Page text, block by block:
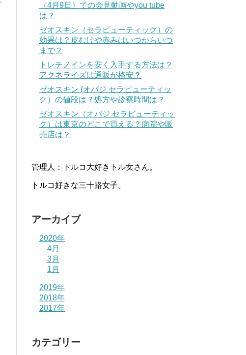
（4月9日）での会見動画やyou tube
は？
ゼオスキン（セラピューティック）の
効果は？皮むけや赤みはいつからいつ
まで？
トレチノインを安く入手する方法は？
アクネライズは通販が格安？
ゼオスキン (オバジ セラピューティッ
ク）の値段は？処方や診察時間は？
ゼオスキン（オバジ セラピューティッ
ク）は東京のどこで買える？病院や販
売店は？
管理人：トルコ大好きトル女さん。
トルコ好きな三十路女子。
アーカイブ
2020年
4月
3月
1月
2019年
2018年
2017年
カテゴリー